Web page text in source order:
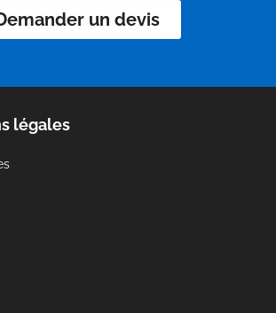
un devis
légales